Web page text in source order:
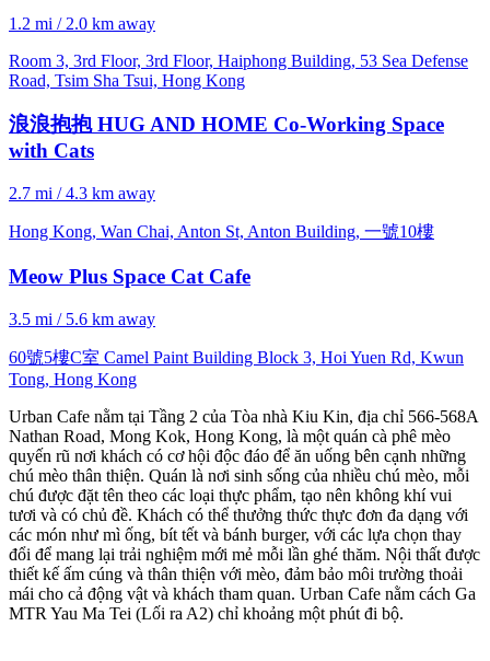
1.2 mi / 2.0 km away
Room 3, 3rd Floor, 3rd Floor, Haiphong Building, 53 Sea Defense
Road, Tsim Sha Tsui, Hong Kong
浪浪抱抱 HUG AND HOME Co-Working Space
with Cats
2.7 mi / 4.3 km away
Hong Kong, Wan Chai, Anton St, Anton Building, 一號10樓
Meow Plus Space Cat Cafe
3.5 mi / 5.6 km away
60號5樓C室 Camel Paint Building Block 3, Hoi Yuen Rd, Kwun
Tong, Hong Kong
Urban Cafe nằm tại Tầng 2 của Tòa nhà Kiu Kin, địa chỉ 566-568A
Nathan Road, Mong Kok, Hong Kong, là một quán cà phê mèo
quyến rũ nơi khách có cơ hội độc đáo để ăn uống bên cạnh những
chú mèo thân thiện. Quán là nơi sinh sống của nhiều chú mèo, mỗi
chú được đặt tên theo các loại thực phẩm, tạo nên không khí vui
tươi và có chủ đề. Khách có thể thưởng thức thực đơn đa dạng với
các món như mì ống, bít tết và bánh burger, với các lựa chọn thay
đổi để mang lại trải nghiệm mới mẻ mỗi lần ghé thăm. Nội thất được
thiết kế ấm cúng và thân thiện với mèo, đảm bảo môi trường thoải
mái cho cả động vật và khách tham quan. Urban Cafe nằm cách Ga
MTR Yau Ma Tei (Lối ra A2) chỉ khoảng một phút đi bộ.